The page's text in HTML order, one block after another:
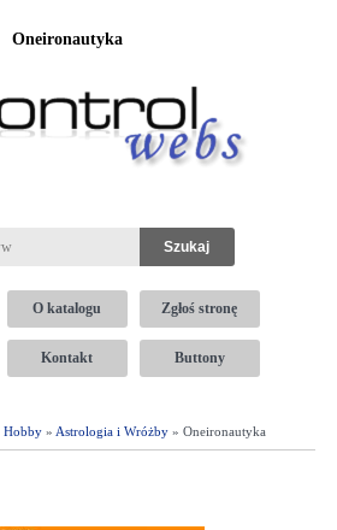
Oneironautyka
O katalogu Zgłoś stronę
Kontakt Buttony
Hobby» Astrologia i Wróżby» Oneironautyka